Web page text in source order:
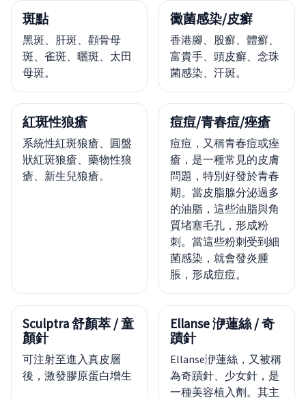
斑點
黑斑、肝斑、顴骨母
斑、雀斑、曬斑、太田
母斑。
黴菌感染/皮癬
香港腳、股癬、體癬、
富貴手、頭皮癬、念珠
菌感染、汗斑。
紅斑性狼瘡
系統性紅斑狼瘡、圓盤
狀紅斑狼瘡、藥物性狼
瘡、新生兒狼瘡。
痘痘/青春痘/痤瘡
痘痘，又稱青春痘或痤
瘡，是一種常見的皮膚
問題，特別好發於青春
期。當皮脂腺分泌過多
的油脂，這些油脂與角
質堵塞毛孔，形成粉
刺。當這些粉刺受到細
菌感染，就會發炎腫
脹，形成痘痘。
Sculptra 舒顏萃 / 童
顏針
可注射至進入真皮層
後，激發膠原蛋白增生
Ellanse 洢蓮絲 / 奇
蹟針
Ellanse洢蓮絲，又被稱
為奇蹟針、少女針，是
一種美容植入劑。其主